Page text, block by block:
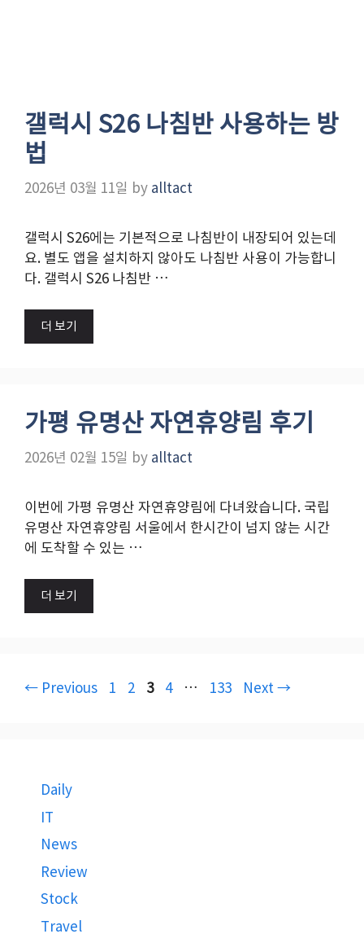
갤럭시 S26 나침반 사용하는 방
법
2026년 03월 11일 by alltact
갤럭시 S26에는 기본적으로 나침반이 내장되어 있는데
요. 별도 앱을 설치하지 않아도 나침반 사용이 가능합니
다. 갤럭시 S26 나침반 …
더 보기
가평 유명산 자연휴양림 후기
2026년 02월 15일 by alltact
이번에 가평 유명산 자연휴양림에 다녀왔습니다. 국립
유명산 자연휴양림 서울에서 한시간이 넘지 않는 시간
에 도착할 수 있는 …
더 보기
← Previous Page
1 Page
2 Page
3 Page
4 … Page
133 Next→
Daily
IT
News
Review
Stock
Travel